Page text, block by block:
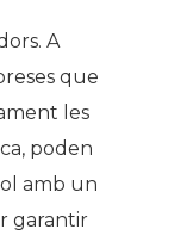
A
que
les
poden
amb un
garantir